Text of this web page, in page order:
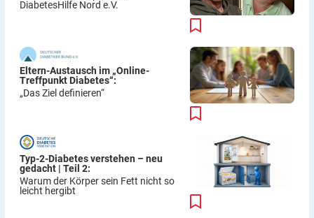
DiabetesHilfe Nord e.V.
Eltern-Austausch im „Online-
Treffpunkt Diabetes“:
„Das Ziel definieren“
Typ-2-Diabetes verstehen – neu
gedacht | Teil 2:
Warum der Körper sein Fett nicht so
leicht hergibt